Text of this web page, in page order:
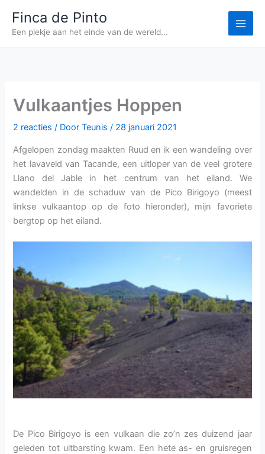
naar
inhoud
Finca de Pinto
Een plekje aan het einde van de wereld...
Vulkaantjes Hoppen
2 reacties / DoorTeunis/ 28 januari 2021
Afgelopen zondag maakten Ruud en ik een wandeling over
het lavaveld van Tacande, een uitloper van de veel grotere
Llano del Jable in het centrum van het eiland. We
wandelden in de schaduw van de Pico Birigoyo (meest
linkse vulkaantop op de foto hieronder), mijn favoriete
bergtop op het eiland.
De Pico Birigoyo is een vulkaan die zo’n zes duizend jaar
geleden tot uitbarsting kwam. Een hete as- en gruisregen